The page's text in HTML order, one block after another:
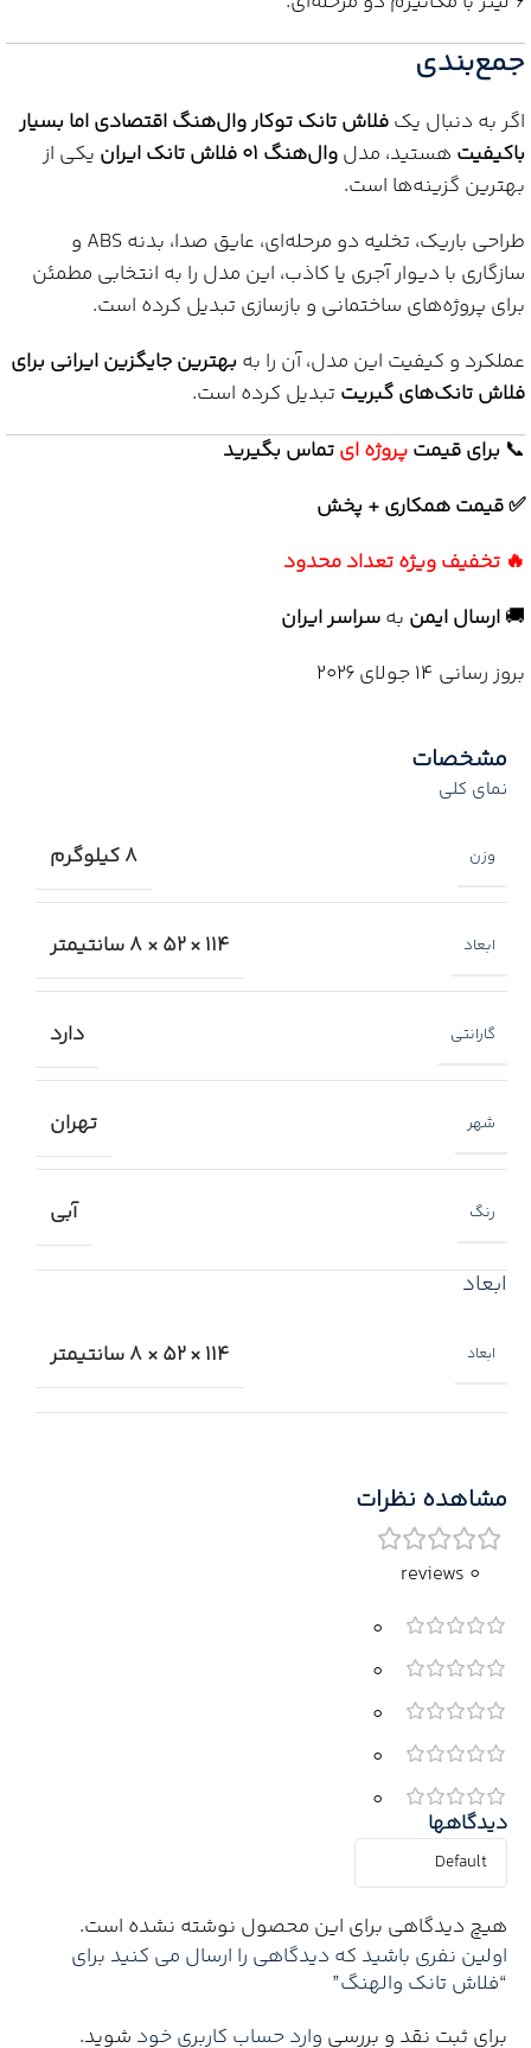
جمع‌بندی
اگر به دنبال یکفلاش تانک توکار وال‌هنگ اقتصادی اما بسیار
باکیفیت هستید، مدلوال‌هنگ 01 فلاش تانک ایران
یکی از
بهترین گزینه‌ها است.
طراحی باریک، تخلیه دو مرحله‌ای، عایق صدا، بدنه ABS و
سازگاری با دیوار آجری یا کاذب، این مدل را به انتخابی مطمئن
برای پروژه‌های ساختمانی و بازسازی تبدیل کرده است.
عملکرد و کیفیت این مدل، آن را به بهترین جایگزین ایرانی برای
فلاش تانک‌های گبریت تبدیل کرده است.
📞 برایقیمتپروژه ایتماس بگیرید
✅ قیمت همکاری + پخش
🔥 تخفیف ویژه تعداد محدود
🚚ارسال ایمن بهسراسر ایران
بروز رسانی 14 جولای 2026
مشخصات
نمای کلی
وزن 8 کیلوگرم
ابعاد 114 × 52 × 8 سانتیمتر
گارانتی دارد
شهر تهران
رنگ آبی
ابعاد
ابعاد 114 × 52 × 8 سانتیمتر
مشاهده نظرات
0 reviews
0
0
0
0
0
دیدگاهها
هیچ دیدگاهی برای این محصول نوشته نشده است.
اولین نفری باشید که دیدگاهی را ارسال می کنید برای
“فلاش تانک والهنگ”
برای ثبت نقد و بررسی وارد حساب کاربری خود شوید.